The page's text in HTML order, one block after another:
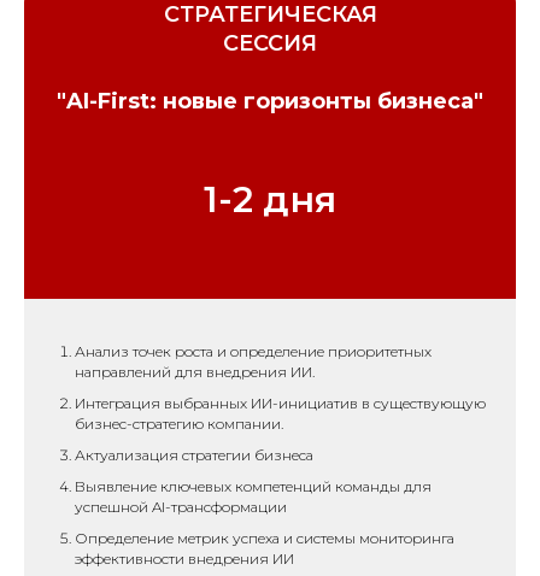
СТРАТЕГИЧЕСКАЯ
СЕССИЯ
"AI-First: новые горизонты бизнеса"
1-2 дня
Анализ точек роста и определение приоритетных
направлений для внедрения ИИ.
Интеграция выбранных ИИ-инициатив в существующую
бизнес-стратегию компании.
Актуализация стратегии бизнеса
Выявление ключевых компетенций команды для
успешной AI-трансформации
Определение метрик успеха и системы мониторинга
эффективности внедрения ИИ